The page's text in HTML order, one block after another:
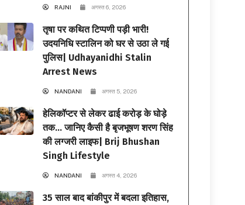
RAJNI अगस्त 6, 2026
तृषा पर कथित टिप्पणी पड़ी भारी!
उदयनिधि स्टालिन को घर से उठा ले गई
पुलिस| Udhayanidhi Stalin
Arrest News
NANDANI अगस्त 5, 2026
हेलिकॉप्टर से लेकर ढाई करोड़ के घोड़े
तक… जानिए कैसी है बृजभूषण शरण सिंह
की लग्जरी लाइफ| Brij Bhushan
Singh Lifestyle
NANDANI अगस्त 4, 2026
35 साल बाद बांकीपुर में बदला इतिहास,